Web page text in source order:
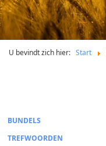
U bevindt zich hier: Start
BUNDELS
TREFWOORDEN